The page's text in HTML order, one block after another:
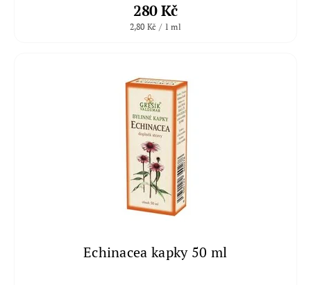
280 Kč
2,80 Kč / 1 ml
Echinacea kapky 50 ml